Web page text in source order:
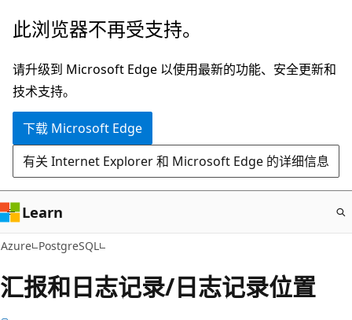
跳
主
要
内
此浏览器不再受支持。
请升级到 Microsoft Edge 以使用最新的功能、安全更新和
技术支持。
下载 Microsoft Edge
有关 Internet Explorer 和 Microsoft Edge 的详细信息
Learn
Azure PostgreSQL
汇报和日志记录/日志记录位置